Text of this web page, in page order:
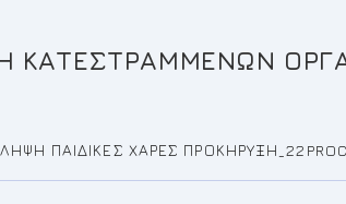
ΖΩΉΣ
ΠΑΙΔΙΚΕΣ ΧΑΡΕΣ